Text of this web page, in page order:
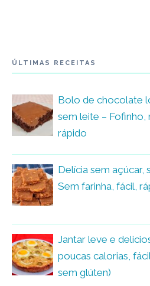
ÚLTIMAS RECEITAS
Bolo de chocolate
sem leite – Fofinho,
rápido
Delícia sem açúcar,
Sem farinha, fácil,
Jantar leve e
poucas calorias,
sem glúten)